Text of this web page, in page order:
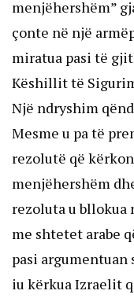
menjëhershëm”
çonte në një
miratua pasi të
Këshillit të
Një ndryshim
Mesme u pa të
rezolutë që
menjëhershëm
rezoluta u bllokua
me shtetet arabe
pasi
iu kërkua Izraelit